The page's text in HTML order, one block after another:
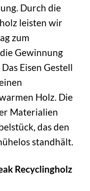
Durch die
leisten wir
zum
Gewinnung
Eisen Gestell
Holz. Die
Materialien
das den
standhält.
Recyclingholz